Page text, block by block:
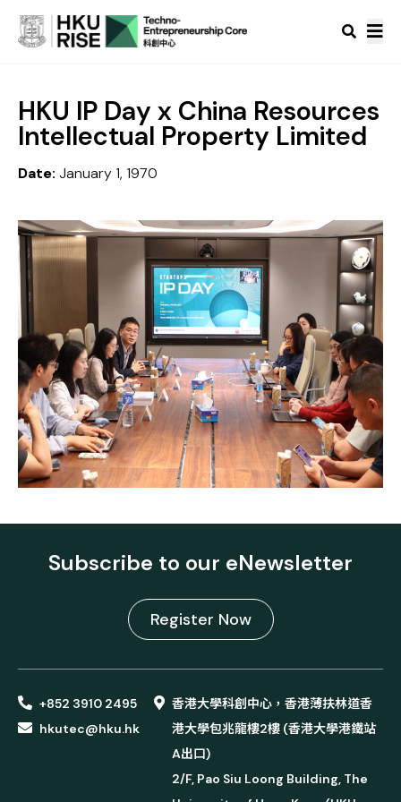
HKU IP Day x China Resources
Intellectual Property Limited
Date: January 1, 1970
Subscribe to our eNewsletter
Register Now
+852 3910 2495
hkutec@hku.hk
香港大學科創中心，香港薄扶林道香
港大學包兆龍樓2樓 (香港大學港鐵站
A出口)
2/F, Pao Siu Loong Building, The